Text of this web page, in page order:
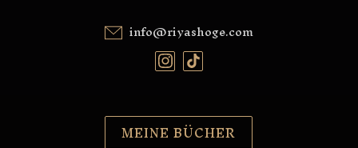
info@riyashoge.com
MEINE BÜCHER